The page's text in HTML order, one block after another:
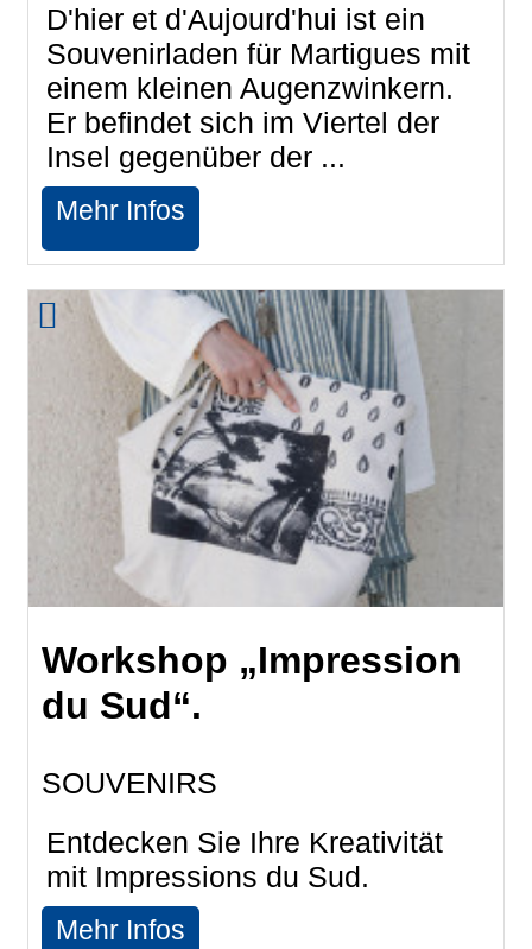
D'hier et d'Aujourd'hui ist ein
Souvenirladen für Martigues mit
einem kleinen Augenzwinkern.
Er befindet sich im Viertel der
Insel gegenüber der ...
Mehr Infos
Workshop „Impression
du Sud“.
SOUVENIRS
Entdecken Sie Ihre Kreativität
mit Impressions du Sud.
Mehr Infos